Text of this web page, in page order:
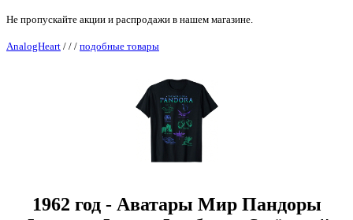
Не пропускайте акции и распродажи в нашем магазине.
AnalogHeart / / / подобные товары
1962 год - Аватары Мир Пандоры